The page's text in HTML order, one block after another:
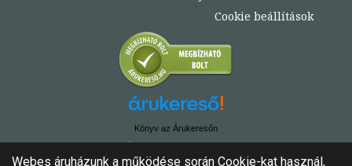
Cookie beállítások
Könyv az Árukeresőn